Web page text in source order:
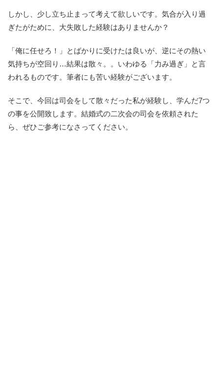
しかし、少し立ち止まって考えて欲しいです。気合が入り過
ぎたがために、大失敗した経験はありませんか？
「俺に任せろ！」とばかりに受けたは良いが、逆にその熱い
気持ちが空回り…結果は散々。。いわゆる「力み過ぎ」と言
われるものです。筆者にも苦い経験がございます。
そこで、今回は司会をして散々だった私が経験し、学んだ7つ
の事を公開致します。結婚式の二次会の司会を依頼された
ら、ぜひご参考になさってください。